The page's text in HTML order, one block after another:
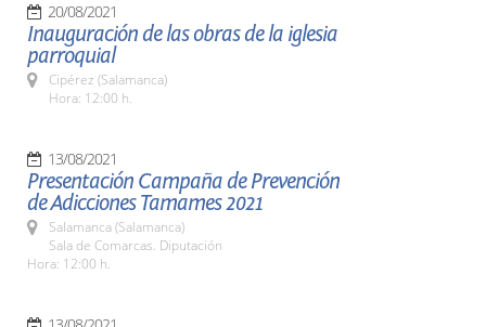
20/08/2021
Inauguración de las obras de la iglesia
parroquial
Cipérez (Salamanca)
Hora: 12:00 h.
13/08/2021
Presentación Campaña de Prevención
de Adicciones Tamames 2021
Salamanca (Salamanca)
Sala de Comarcas. Diputación
Hora: 12:00 h.